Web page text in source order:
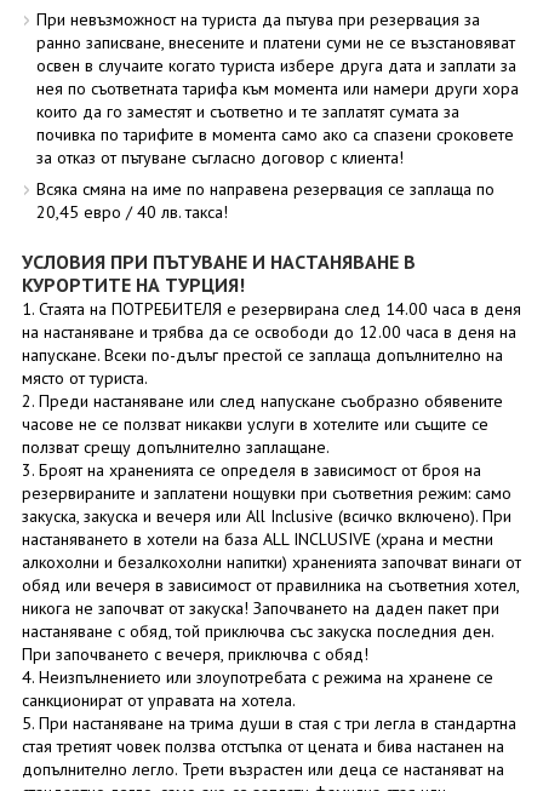
При невъзможност на туриста да пътува при резервация за
ранно записване, внесените и платени суми не се възстановяват
освен в случаите когато туриста избере друга дата и заплати за
нея по съответната тарифа към момента или намери други хора
които да го заместят и съответно и те заплатят сумата за
почивка по тарифите в момента само ако са спазени сроковете
за отказ от пътуване съгласно договор с клиента!
Всяка смяна на име по направена резервация се заплаща по
20,45 евро / 40 лв. такса!
УСЛОВИЯ ПРИ ПЪТУВАНЕ И НАСТАНЯВАНЕ В
КУРОРТИТЕ НА ТУРЦИЯ!
1. Стаята на ПОТРЕБИТЕЛЯ е резервирана след 14.00 часа в деня
на настаняване и трябва да се освободи до 12.00 часа в деня на
напускане. Всеки по-дълъг престой се заплаща допълнително на
място от туриста.
2. Преди настаняване или след напускане съобразно обявените
часове не се ползват никакви услуги в хотелите или същите се
ползват срещу допълнително заплащане.
3. Броят на храненията се определя в зависимост от броя на
резервираните и заплатени нощувки при съответния режим: само
закуска, закуска и вечеря или All Inclusive (всичко включено). При
настаняването в хотели на база ALL INCLUSIVE (храна и местни
алкохолни и безалкохолни напитки) храненията започват винаги от
обяд или вечеря в зависимост от правилника на съответния хотел,
никога не започват от закуска! Започването на даден пакет при
настаняване с обяд, той приключва със закуска последния ден.
При започването с вечеря, приключва с обяд!
4. Неизпълнението или злоупотребата с режима на хранене се
санкционират от управата на хотела.
5. При настаняване на трима души в стая с три легла в стандартна
стая третият човек ползва отстъпка от цената и бива настанен на
допълнително легло. Трети възрастен или деца се настаняват на